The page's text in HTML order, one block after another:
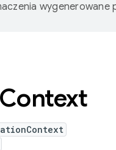
wygenerowane
Context